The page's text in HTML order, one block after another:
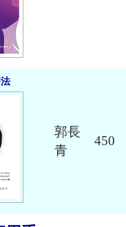
郭長
青
450